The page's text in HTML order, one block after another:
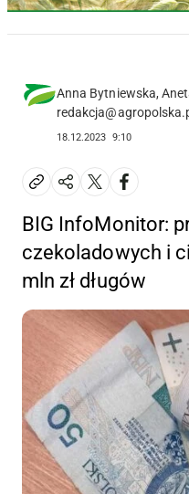
Anna Bytniewska,
18.12.2023 9:10
BIG InfoMonitor:
czekoladowych i
mln zł długów